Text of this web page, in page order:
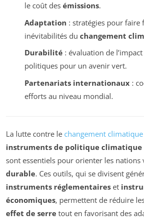
le coût des émissions.
Adaptation : stratégies pour faire
inévitabilités du changement
Durabilité: évaluation de
politiques pour un avenir vert.
Partenariats internationaux:
efforts au niveau mondial.
La lutte contre le changement climatique
instruments de politique climatique
sont essentiels pour orienter les nations
durable. Ces outils, qui se divisent
instruments réglementaires et
économiques, permettent de réduire
effet de serre tout en favorisant des